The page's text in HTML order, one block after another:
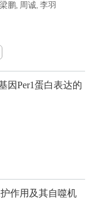
梁鹏, 周诚, 李羽
因Per1蛋白表达的
作用及其自噬机